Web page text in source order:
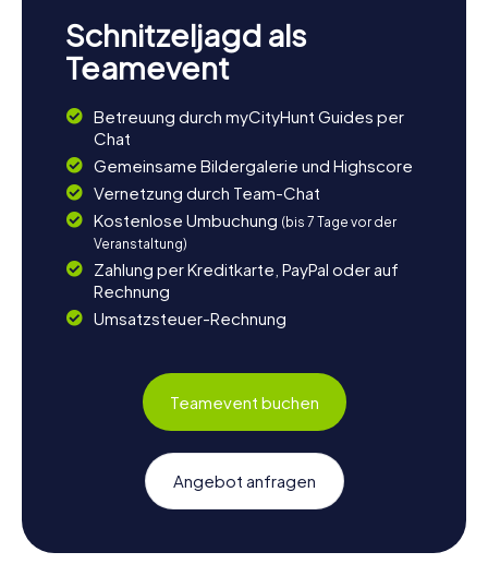
Schnitzeljagd als
Teamevent
Betreuung durch myCityHunt Guides per
Chat
Gemeinsame Bildergalerie und Highscore
Vernetzung durch Team-Chat
Kostenlose Umbuchung (bis 7 Tage vor der
Veranstaltung)
Zahlung per Kreditkarte, PayPal oder auf
Rechnung
Umsatzsteuer-Rechnung
Teamevent buchen
Angebot anfragen